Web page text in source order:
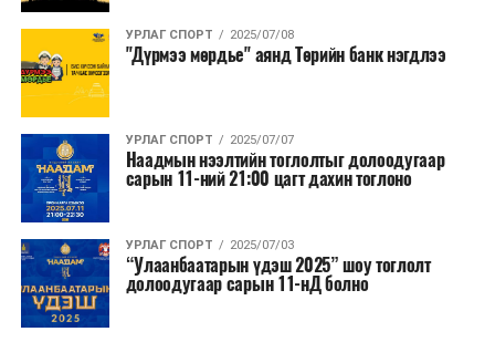
УРЛАГ СПОРТ 2025/07/08
"Дүрмээ мөрдье" аянд Төрийн банк нэгдлээ
УРЛАГ СПОРТ 2025/07/07
Наадмын нээлтийн тоглолтыг долоодугаар
сарын 11-ний 21:00 цагт дахин тоглоно
УРЛАГ СПОРТ 2025/07/03
“Улаанбаатарын үдэш 2025” шоу тоглолт
долоодугаар сарын 11-нД болно